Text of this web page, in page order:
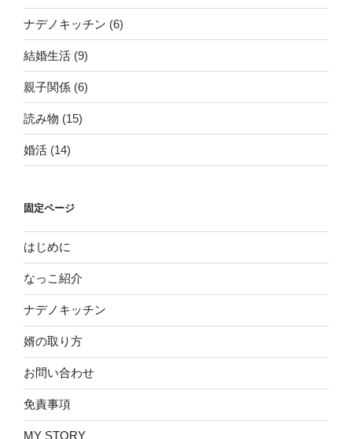
ナデノキッチン (6)
結婚生活 (9)
親子関係 (6)
読み物 (15)
婚活 (14)
固定ページ
はじめに
なっこ紹介
ナデノキッチン
婿の取り方
お問い合わせ
免責事項
MY STORY